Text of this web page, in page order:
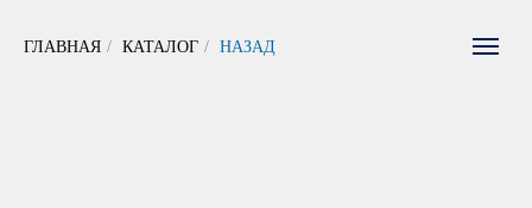
ГЛАВНАЯ / КАТАЛОГ / НАЗАД